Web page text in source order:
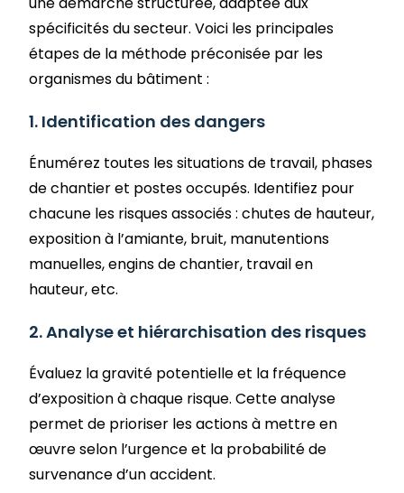
spécificités du secteur. Voici les principales
étapes de la méthode préconisée par les
organismes du bâtiment :
1. Identification des dangers
Énumérez toutes les situations de travail, phases
de chantier et postes occupés. Identifiez pour
chacune les risques associés : chutes de hauteur,
exposition à l’amiante, bruit, manutentions
manuelles, engins de chantier, travail en
hauteur, etc.
2. Analyse et hiérarchisation des risques
Évaluez la gravité potentielle et la fréquence
d’exposition à chaque risque. Cette analyse
permet de prioriser les actions à mettre en
œuvre selon l’urgence et la probabilité de
survenance d’un accident.